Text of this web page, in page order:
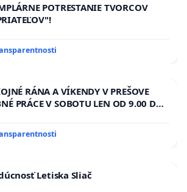
POTRESTANIE TVORCOV
RÁNA A VÍKENDY V PREŠOVE
PRÁCE V SOBOTU LEN OD 9.00 DO
PRACOVNÝ TÝŽDEŇ CIEĽ 8.00 – 18.00
Letiska Sliač